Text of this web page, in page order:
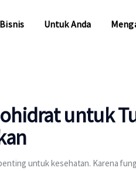
Untuk Anda
Untuk Bisnis
untuk
untuk kesehatan. Karena